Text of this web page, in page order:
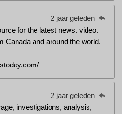
2 jaar geleden
for the latest news, video,
Canada and around the world.
2 jaar geleden
investigations, analysis,